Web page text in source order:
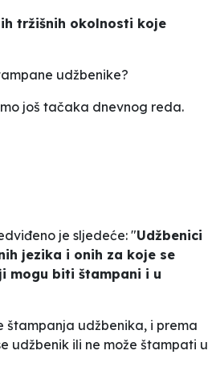
tržišnih okolnosti koje
udžbenike?
još tačaka dnevnog reda.
je sljedeće: "Udžbenici
jezika i onih za koje se
mogu biti štampani i u
štampanja udžbenika, i prema
udžbenik ili ne može štampati u